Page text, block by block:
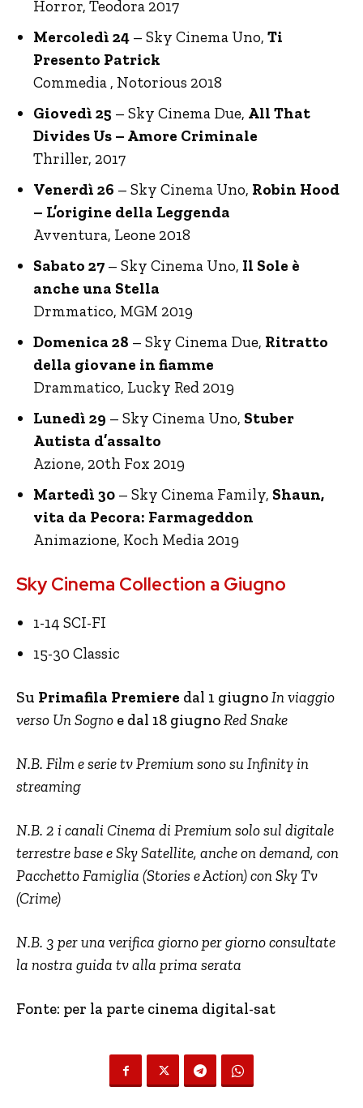
Horror, Teodora 2017
Mercoledì 24 – Sky Cinema Uno, Ti
Presento Patrick
Commedia , Notorious 2018
Giovedì 25 – Sky Cinema Due, All That
Divides Us – Amore Criminale
Thriller, 2017
Venerdì 26 – Sky Cinema Uno, Robin Hood
– L’origine della Leggenda
Avventura, Leone 2018
Sabato 27 – Sky Cinema Uno, Il Sole è
anche una Stella
Drmmatico, MGM 2019
Domenica 28 – Sky Cinema Due, Ritratto
della giovane in fiamme
Drammatico, Lucky Red 2019
Lunedì 29 – Sky Cinema Uno, Stuber
Autista d’assalto
Azione, 20th Fox 2019
Martedì 30 – Sky Cinema Family, Shaun,
vita da Pecora: Farmageddon
Animazione, Koch Media 2019
Sky Cinema Collection a Giugno
1-14 SCI-FI
15-30 Classic
Su Primafila Premiere dal 1 giugnoIn viaggio
verso Un Sogno e dal 18 giugnoRed Snake
N.B. Film e serie tv Premium sono su Infinity in
streaming
N.B. 2 i canali Cinema di Premium solo sul digitale
terrestre base e Sky Satellite, anche on demand, con
Pacchetto Famiglia (Stories e Action) con Sky Tv
(Crime)
N.B. 3 per una verifica giorno per giorno consultate
la nostra guida tv alla prima serata
Fonte: per la parte cinema digital-sat